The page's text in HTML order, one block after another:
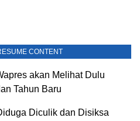
CONTENT
akan Melihat Dulu
Tahun Baru
Diculik dan Disiksa